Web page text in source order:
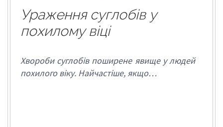
Ураження суглобів у
похилому віці
Хвороби суглобів поширене явище у людей
похилого віку. Найчастіше, якщо…